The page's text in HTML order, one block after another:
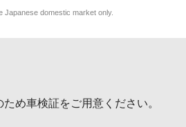
Japanese domestic market only.
め車検証をご用意ください。